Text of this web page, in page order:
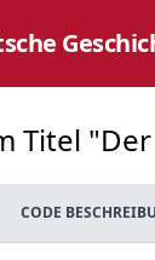
Titel
CODE